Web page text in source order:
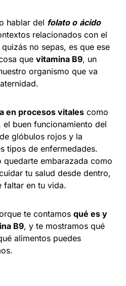
hablar del folato o ácido
relacionados con el
no sepas, es que ese
que vitamina B9, un
organismo que va
en procesos vitales como
buen funcionamiento del
glóbulos rojos y la
tipos de enfermedades.
quedarte embarazada como
tu salud desde dentro,
faltar en tu vida.
te contamos qué es y
B9, y te mostramos qué
alimentos puedes